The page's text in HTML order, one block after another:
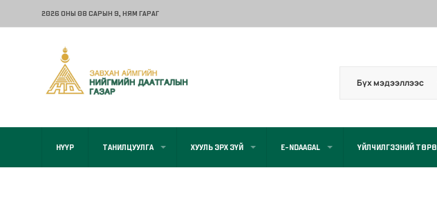
2026 ОНЫ 08 САРЫН 9, НЯМ ГАРАГ
НҮҮР ТАНИЛЦУУЛГА ХУУЛЬ ЭРХ ЗҮЙ E-NDAAGAL ҮЙЛЧИЛГЭЭНИЙ